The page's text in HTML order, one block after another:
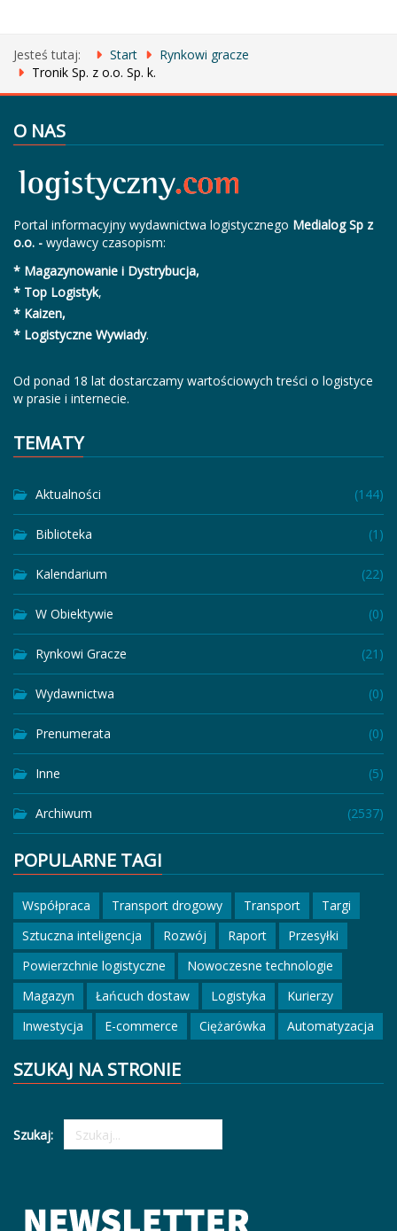
Jesteś tutaj: Start
Rynkowi gracze
Tronik Sp. z o.o. Sp. k.
O NAS
Portal informacyjny wydawnictwa logistycznego Medialog Sp z
o.o. - wydawcy czasopism:
* Magazynowanie i Dystrybucja,
* Top Logistyk,
* Kaizen,
* Logistyczne Wywiady.
Od ponad 18 lat dostarczamy wartościowych treści o logistyce
w prasie i internecie.
TEMATY
Aktualności (144)
Biblioteka (1)
Kalendarium (22)
W Obiektywie (0)
Rynkowi Gracze (21)
Wydawnictwa (0)
Prenumerata (0)
Inne (5)
Archiwum (2537)
POPULARNE TAGI
Współpraca Transport drogowy Transport
Targi
Sztuczna inteligencja
Rozwój Raport
Przesyłki
Powierzchnie logistyczne
Nowoczesne technologie
Magazyn
Łańcuch dostaw Logistyka
Kurierzy
Inwestycja
E-commerce Ciężarówka Automatyzacja
SZUKAJ NA STRONIE
Szukaj: